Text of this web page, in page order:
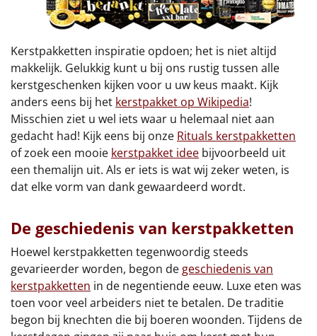
Kerstpakketten inspiratie opdoen; het is niet altijd
makkelijk. Gelukkig kunt u bij ons rustig tussen alle
kerstgeschenken kijken voor u uw keus maakt. Kijk
anders eens bij het kerstpakket op Wikipedia!
Misschien ziet u wel iets waar u helemaal niet aan
gedacht had! Kijk eens bij onze Rituals kerstpakketten
of zoek een mooie kerstpakket idee bijvoorbeeld uit
een themalijn uit. Als er iets is wat wij zeker weten, is
dat elke vorm van dank gewaardeerd wordt.
De geschiedenis van kerstpakketten
Hoewel kerstpakketten tegenwoordig steeds
gevarieerder worden, begon de geschiedenis van
kerstpakketten in de negentiende eeuw. Luxe eten was
toen voor veel arbeiders niet te betalen. De traditie
begon bij knechten die bij boeren woonden. Tijdens de